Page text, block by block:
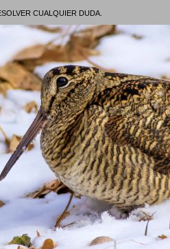
CUALQUIER DUDA.